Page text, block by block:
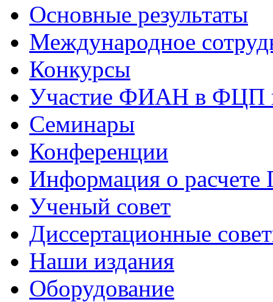
Основные результаты
Международное
Конкурсы
Участие ФИАН в ФЦП
Семинары
Конференции
Информация о
Ученый совет
Диссертационные
Наши издания
Оборудование